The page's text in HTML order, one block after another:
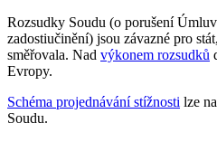
Rozsudky Soudu (o porušení
zadostiučinění) jsou závazné pro
směřovala. Nad výkonem rozsudků
Evropy.
Schéma projednávání stížnosti lze
Soudu.